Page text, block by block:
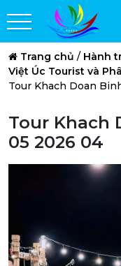
Trang chủ / Hành
Việt Úc Tourist và
Tour Khach Doan
Tour Khach
05 2026 04